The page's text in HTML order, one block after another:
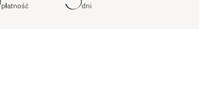
płatność
dni